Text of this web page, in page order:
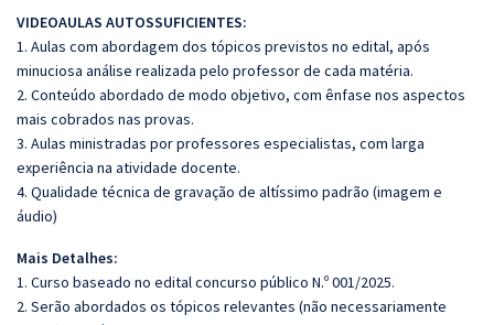
VIDEOAULAS AUTOSSUFICIENTES:
1. Aulas com abordagem dos tópicos previstos no edital, após
minuciosa análise realizada pelo professor de cada matéria.
2. Conteúdo abordado de modo objetivo, com ênfase nos aspectos
mais cobrados nas provas.
3. Aulas ministradas por professores especialistas, com larga
experiência na atividade docente.
4. Qualidade técnica de gravação de altíssimo padrão (imagem e
áudio)
Mais Detalhes:
1. Curso baseado no edital concurso público N.º 001/2025.
2. Serão abordados os tópicos relevantes (não necessariamente